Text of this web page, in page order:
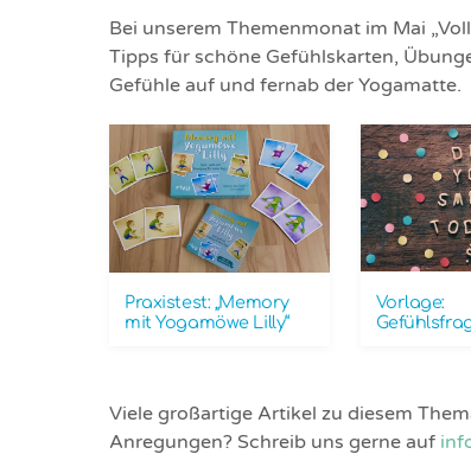
Bei unserem Themenmonat im Mai
Tipps für schöne Gefühlskarten,
Gefühle auf und fernab der Yogamatte.
Praxistest: „Memory
mit Yogamöwe Lilly“
Vorlage:
Viele großartige Artikel zu diesem
Anregungen? Schreib uns gerne auf